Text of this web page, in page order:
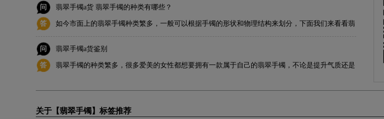
问 翡翠手镯a货 翡翠手镯的种类有哪些？
答
如今市面上的翡翠手镯种类繁多，一般可以根据手镯的形状和物理结构来划分，下面我们来看看翡
翠手镯都有哪些种类。
问
翡翠手镯a货鉴别
答
翡翠手镯的种类繁多，很多爱美的女性都想要拥有一款属于自己的翡翠手镯，不论是提升气质还是
关于【翡翠手镯】标签推荐